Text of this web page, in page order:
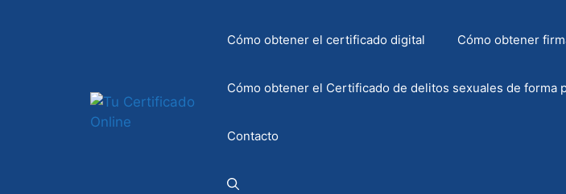
Cómo obtener el certificado digital Cómo obtener
Cómo obtener el Certificado de delitos sexuales de forma
Contacto